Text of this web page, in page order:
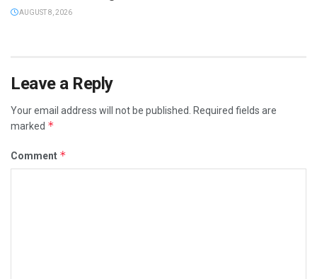
AUGUST 8, 2026
Leave a Reply
Your email address will not be published.
Required fields are
marked *
Comment *